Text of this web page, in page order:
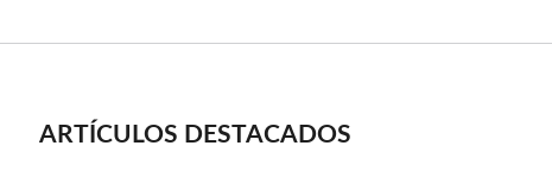
ARTÍCULOS DESTACADOS